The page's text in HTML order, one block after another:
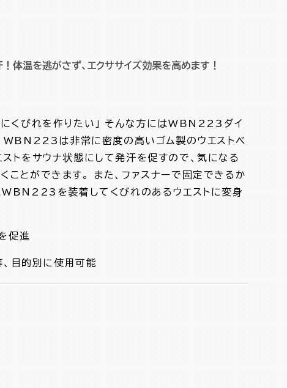
体温を逃がさず、エクササイズ効果を高めます！
トにくびれを作りたい」 そんな方にはWBN223ダイ
WBN223は非常に密度の高いゴム製のウエストベ
ストをサウナ状態にして発汗を促すので、気になる
ことができます。 また、ファスナーで固定できるか
WBN223を装着してくびれのあるウエストに変身
促進
目的別に使用可能